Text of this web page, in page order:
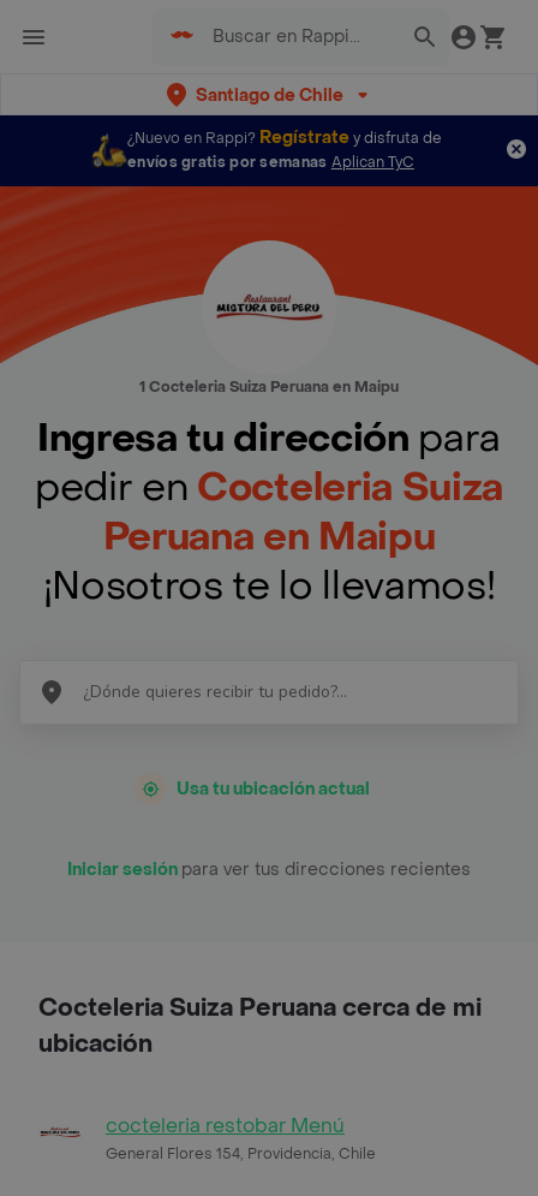
Santiago de Chile
¿Nuevo en Rappi? Regístratey disfruta de
envíos gratis por semanas Aplican TyC
1 Cocteleria Suiza Peruana en Maipu
Ingresa tu dirección para
pedir en Cocteleria Suiza
Peruana en Maipu
¡Nosotros te lo llevamos!
Usa tu ubicación actual
Iniciar sesión para ver tus direcciones recientes
Cocteleria Suiza Peruana cerca de mi
ubicación
cocteleria restobar Menú
General Flores 154, Providencia, Chile